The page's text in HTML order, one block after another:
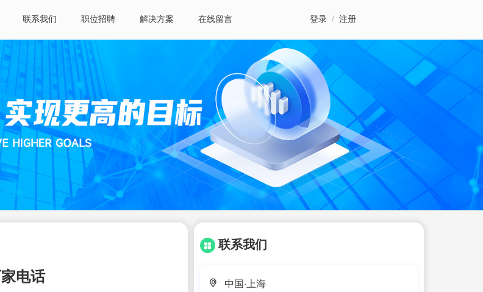
联系我们 职位招聘 解决方案 在线留言 登录 / 注册
电话
联系我们
中国·上海